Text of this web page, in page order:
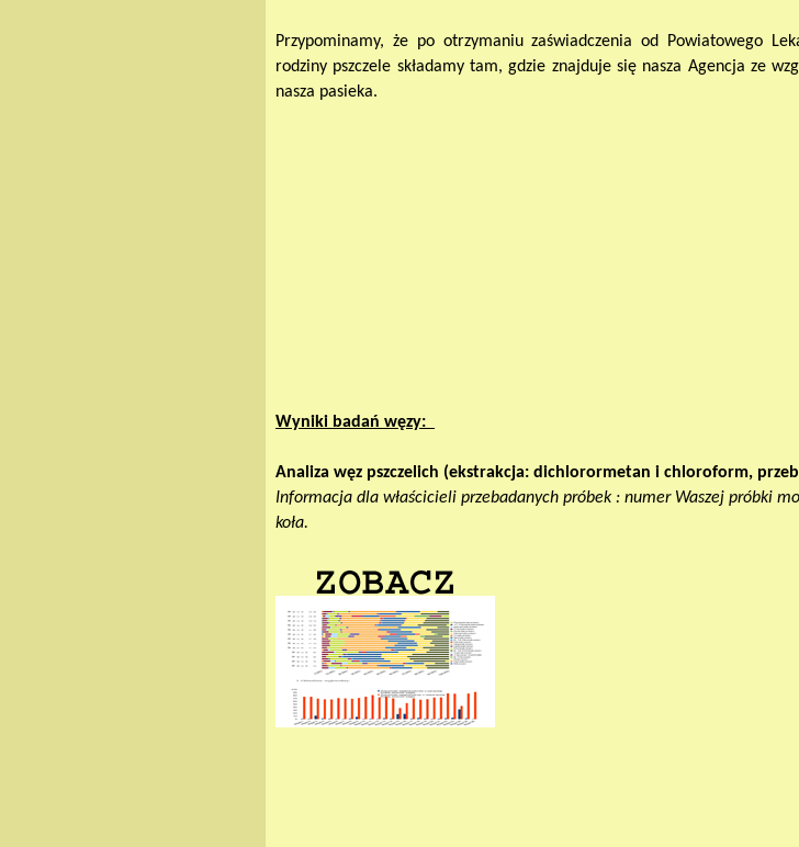
Przypominamy, że po otrzymaniu zaświadczenia od Powiatowego
rodziny pszczele składamy tam, gdzie znajduje się nasza Agencja ze
nasza pasieka.
Wyniki badań węzy:
Analiza węz pszczelich (ekstrakcja: dichlorormetan i chloroform,
Informacja dla właścicieli przebadanych próbek : numer Waszej próbki
koła.